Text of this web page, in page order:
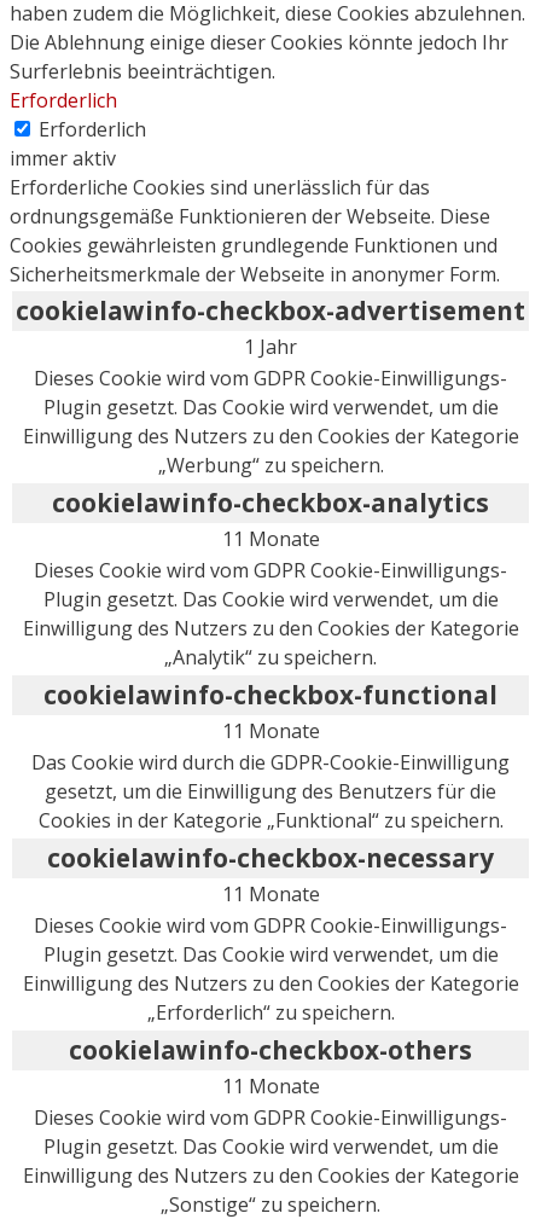
haben zudem die Möglichkeit, diese Cookies abzulehnen.
Die Ablehnung einige dieser Cookies könnte jedoch Ihr
Surferlebnis beeinträchtigen.
Erforderlich
Erforderlich
immer aktiv
Erforderliche Cookies sind unerlässlich für das
ordnungsgemäße Funktionieren der Webseite. Diese
Cookies gewährleisten grundlegende Funktionen und
Sicherheitsmerkmale der Webseite in anonymer Form.
cookielawinfo-checkbox-advertisement
1 Jahr
Dieses Cookie wird vom GDPR Cookie-Einwilligungs-
Plugin gesetzt. Das Cookie wird verwendet, um die
Einwilligung des Nutzers zu den Cookies der Kategorie
„Werbung“ zu speichern.
cookielawinfo-checkbox-analytics
11 Monate
Dieses Cookie wird vom GDPR Cookie-Einwilligungs-
Plugin gesetzt. Das Cookie wird verwendet, um die
Einwilligung des Nutzers zu den Cookies der Kategorie
„Analytik“ zu speichern.
cookielawinfo-checkbox-functional
11 Monate
Das Cookie wird durch die GDPR-Cookie-Einwilligung
gesetzt, um die Einwilligung des Benutzers für die
Cookies in der Kategorie „Funktional“ zu speichern.
cookielawinfo-checkbox-necessary
11 Monate
Dieses Cookie wird vom GDPR Cookie-Einwilligungs-
Plugin gesetzt. Das Cookie wird verwendet, um die
Einwilligung des Nutzers zu den Cookies der Kategorie
„Erforderlich“ zu speichern.
cookielawinfo-checkbox-others
11 Monate
Dieses Cookie wird vom GDPR Cookie-Einwilligungs-
Plugin gesetzt. Das Cookie wird verwendet, um die
Einwilligung des Nutzers zu den Cookies der Kategorie
„Sonstige“ zu speichern.